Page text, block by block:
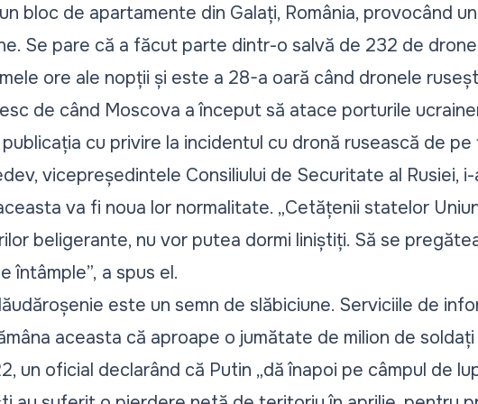
bloc de apartamente din Galați, România, provocând
Se pare că a făcut parte dintr-o salvă de 232 de
ore ale nopții și este a 28-a oară când dronele
de când Moscova a început să atace porturile
cu privire la incidentul cu dronă rusească de pe
vicepreședintele Consiliului de Securitate al Rusiei,
va fi noua lor normalitate. „Cetățenii statelor
beligerante, nu vor putea dormi liniștiți. Să se
întâmple”, a spus el.
este un semn de slăbiciune. Serviciile de
aceasta că aproape o jumătate de milion de
un oficial declarând că Putin „dă înapoi pe câmpul de